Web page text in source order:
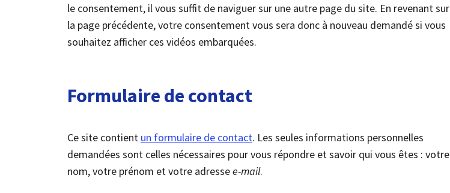
le consentement, il vous suffit de naviguer sur une autre page du site. En revenant sur
la page précédente, votre consentement vous sera donc à nouveau demandé si vous
souhaitez afficher ces vidéos embarquées.
Formulaire de contact
Ce site contient un formulaire de contact. Les seules informations personnelles
demandées sont celles nécessaires pour vous répondre et savoir qui vous êtes : votre
nom, votre prénom et votre adressee-mail.